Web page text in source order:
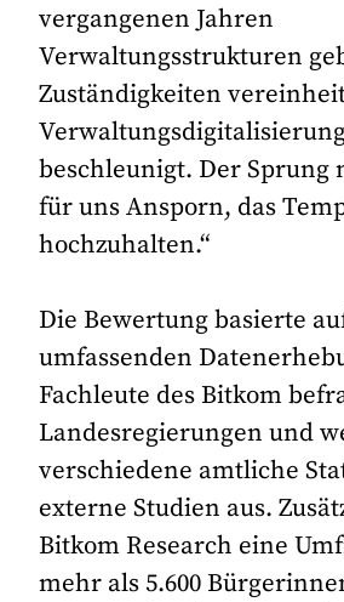
vergangenen Jahren
Verwaltungsstrukturen
Zuständigkeiten
beschleunigt. Der Sprung
für uns Ansporn, das
hochzuhalten.“
Die Bewertung basierte
umfassenden
Fachleute des Bitkom
Landesregierungen und
verschiedene amtliche
externe Studien aus.
Bitkom Research eine
mehr als 5.600